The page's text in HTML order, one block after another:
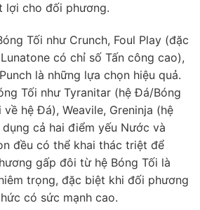
lợi cho đối phương.
Tối như Crunch, Foul Play (đặc
có chỉ số Tấn công cao),
là những lựa chọn hiệu quả.
Tối như Tyranitar (hệ Đá/Bóng
hệ Đá), Weavile, Greninja (hệ
cả hai điểm yếu Nước và
đều có thể khai thác triệt để
gấp đôi từ hệ Bóng Tối là
trọng, đặc biệt khi đối phương
có sức mạnh cao.